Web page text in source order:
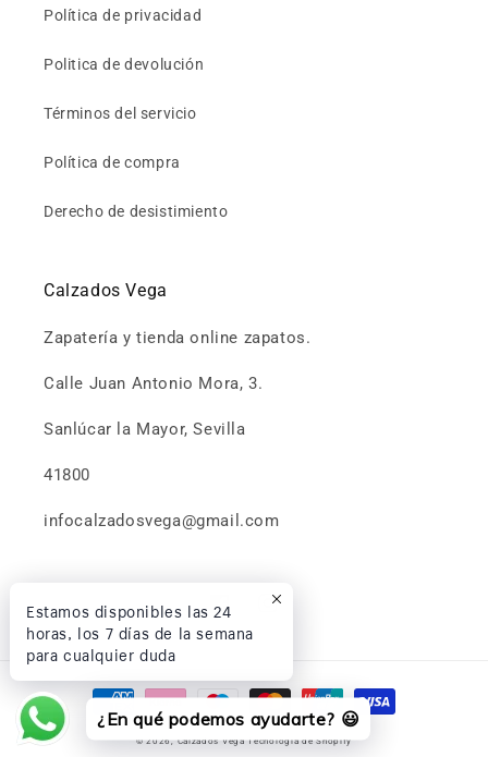
Política de privacidad
Politica de devolución
Términos del servicio
Política de compra
Derecho de desistimiento
Calzados Vega
Zapatería y tienda online zapatos.
Calle Juan Antonio Mora, 3.
Sanlúcar la Mayor, Sevilla
41800
infocalzadosvega@gmail.com
Facebook
Formas
de
© 2026,Calzados Vega Tecnología de Shopify
Estamos disponibles las 24
horas, los 7 días de la semana
para cualquier duda
¿En qué podemos ayudarte? 😃